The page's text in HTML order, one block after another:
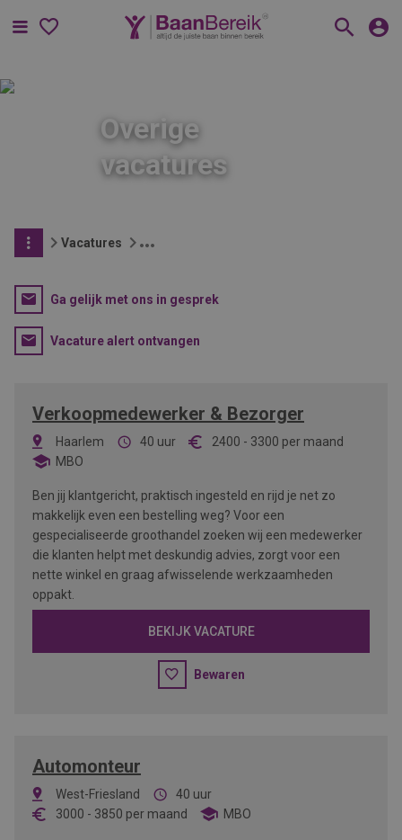
Menu
Overige
vacatures
Vacatures
Ga gelijk met ons in gesprek
Vacature alert ontvangen
Verkoopmedewerker & Bezorger
Haarlem 40 uur 2400 - 3300 per maand
MBO
Ben jij klantgericht, praktisch ingesteld en rijd je net zo
makkelijk even een bestelling weg? Voor een
gespecialiseerde groothandel zoeken wij een medewerker
die klanten helpt met deskundig advies, zorgt voor een
nette winkel en graag afwisselende werkzaamheden
oppakt.
BEKIJK VACATURE
Bewaren
Automonteur
West-Friesland
40 uur
3000 - 3850 per maand MBO